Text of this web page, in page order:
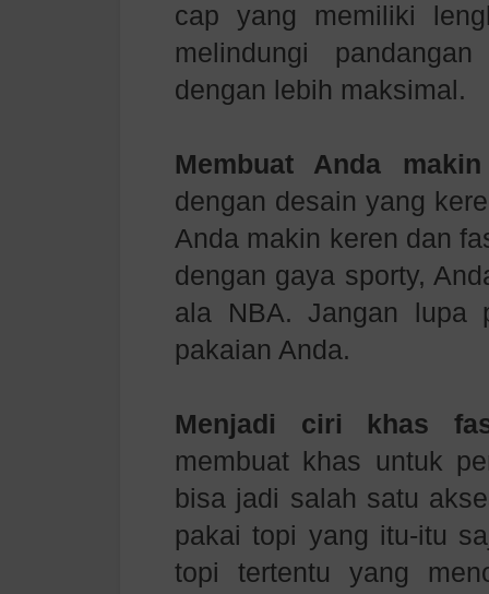
cap yang memiliki
melindungi
dengan lebih maksimal.
Membuat Anda
dengan desain yang
Anda makin keren dan
dengan gaya sporty,
ala NBA. Jangan lupa
pakaian Anda.
Menjadi ciri khas
membuat khas untuk
bisa jadi salah satu
pakai topi yang itu-itu
topi tertentu yang